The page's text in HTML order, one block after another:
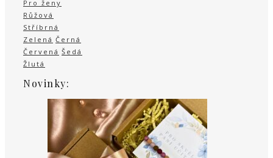
Pro ženy
Růžová
Stříbrná
Zelená Černá
Červená Šedá
Žlutá
Novinky: